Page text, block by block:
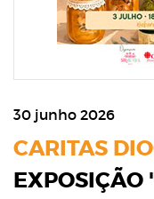
30 junho 2026
CARITAS
EXPOSIÇÃO